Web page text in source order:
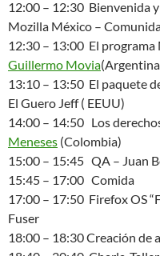
12:00 – 12:30 Bienvenida
Mozilla México –
12:30 – 13:00 El programa
Guillermo Movia
13:10 – 13:50 El paquete
El Guero Jeff ( EEUU)
14:00 – 14:50 Los
Meneses (Colombia)
15:00 – 15:45 QA – Juan
15:45 – 17:00 Comida
17:00 – 17:50 Firefox OS
Fuser
18:00 – 18:30 Creación de